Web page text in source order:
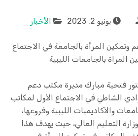
يونيو 2, 2023 الأخبار
المرأة بالجامعة في الاجتماع
المراة بالجامعات الليبية
فتحية مبارك مديرة مكتب دعم
الشاطي في الاجتماع الأول لمكاتب
والأكاديميات الليبية وفروعها،
التعليم العالي، حيت يهدف هذا